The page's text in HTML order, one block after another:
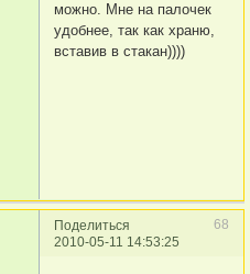
можно. Мне на палочек
удобнее, так как храню,
вставив в стакан))))
Поделиться
68
2010-05-11 14:53:25